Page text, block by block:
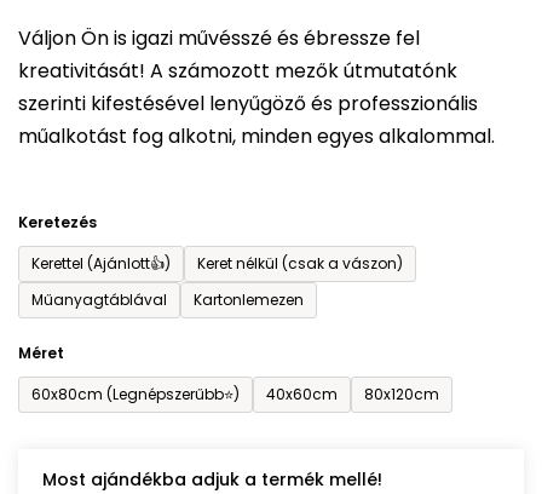
Váljon Ön is igazi művésszé és ébressze fel
kreativitását! A számozott mezők útmutatónk
szerinti kifestésével lenyűgöző és professzionális
műalkotást fog alkotni, minden egyes alkalommal.
Keretezés
Kerettel (Ajánlott👍)
Keret nélkül (csak a vászon)
Műanyagtáblával
Kartonlemezen
Méret
60x80cm (Legnépszerűbb⭐)
40x60cm 80x120cm
Most ajándékba adjuk a termék mellé!
ből
0,0
csillag.